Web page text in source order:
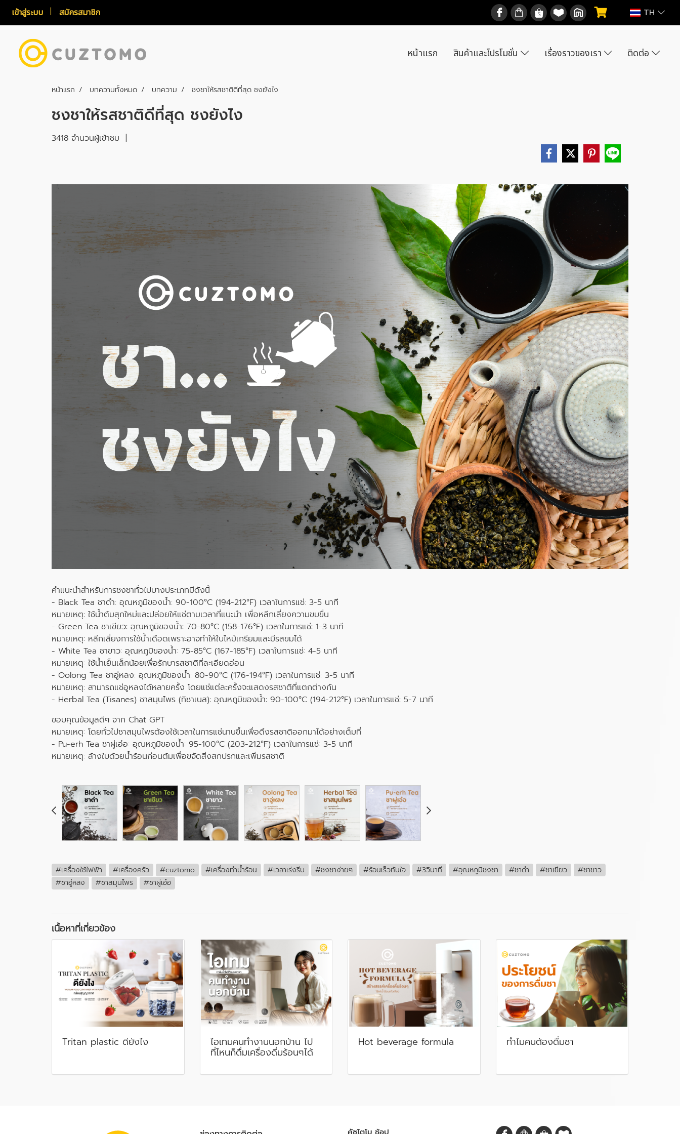
เข้าสู่ระบบ สมัครสมาชิก TH
หน้าแรก สินค้าและโปรโมชั่น เรื่องราวของเรา ติดต่อ
หน้าแรก บทความทั้งหมด บทความ ชงชาให้รสชาติดีที่สุด ชงยังไง
ชงชาให้รสชาติดีที่สุด ชงยังไง
3418 จำนวนผู้เข้าชม |
คำแนะนำสำหรับการชงชาทั่วไปบางประเภทมีดังนี้
- Black Tea ชาดำ: อุณหภูมิของน้ำ: 90-100°C (194-212°F) เวลาในการแช่: 3-5 นาที
หมายเหตุ: ใช้น้ำต้มสุกใหม่และปล่อยให้แช่ตามเวลาที่แนะนำ เพื่อหลีกเลี่ยงความขมขื่น
- Green Tea ชาเขียว: อุณหภูมิของน้ำ: 70-80°C (158-176°F) เวลาในการแช่: 1-3 นาที
หมายเหตุ: หลีกเลี่ยงการใช้น้ำเดือดเพราะอาจทำให้ใบไหม้เกรียมและมีรสขมได้
- White Tea ชาขาว: อุณหภูมิของน้ำ: 75-85°C (167-185°F) เวลาในการแช่: 4-5 นาที
หมายเหตุ: ใช้น้ำเย็นเล็กน้อยเพื่อรักษารสชาติที่ละเอียดอ่อน
- Oolong Tea ชาอู่หลง: อุณหภูมิของน้ำ: 80-90°C (176-194°F) เวลาในการแช่: 3-5 นาที
หมายเหตุ: สามารถแช่อูหลงได้หลายครั้ง โดยแช่แต่ละครั้งจะแสดงรสชาติที่แตกต่างกัน
- Herbal Tea (Tisanes) ชาสมุนไพร (ทิซาเนส): อุณหภูมิของน้ำ: 90-100°C (194-212°F) เวลาในการแช่: 5-7 นาที
ขอบคุณข้อมูลดีๆ จาก Chat GPT
หมายเหตุ: โดยทั่วไปชาสมุนไพรต้องใช้เวลาในการแช่นานขึ้นเพื่อดึงรสชาติออกมาได้อย่างเต็มที่
- Pu-erh Tea ชาผู่เอ๋อ: อุณหภูมิของน้ำ: 95-100°C (203-212°F) เวลาในการแช่: 3-5 นาที
หมายเหตุ: ล้างใบด้วยน้ำร้อนก่อนต้มเพื่อขจัดสิ่งสกปรกและเพิ่มรสชาติ
#เครื่องใช้ไฟฟ้า #เครื่องครัว #cuztomo #เครื่องทำน้ำร้อน #เวลาเร่งรีบ #ชงชาง่ายๆ #ร้อนเร็วทันใจ #3วินาที #อุณหภูมิชงชา #ชาดำ #ชาเขียว
#ชาขาว
#ชาอู่หลง
#ชาสมุนไพร #ชาผู่เอ๋อ
เนื้อหาที่เกี่ยวข้อง
Tritan plastic ดียังไง ไอเทมคนทำงานนอกบ้าน ไป
ที่ไหนก็ดื่มเครื่องดื่มร้อนๆได้
Hot beverage formula ทำไมคนต้องดื่มชา
คัซโตโม ช้อป